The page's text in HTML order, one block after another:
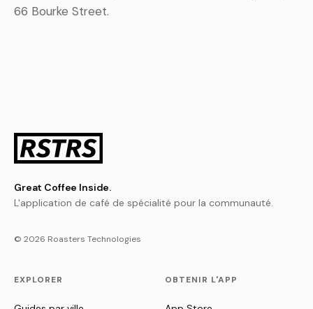
66 Bourke Street.
Great Coffee Inside.
L'application de café de spécialité pour la communauté.
© 2026 Roasters Technologies
EXPLORER OBTENIR L'APP